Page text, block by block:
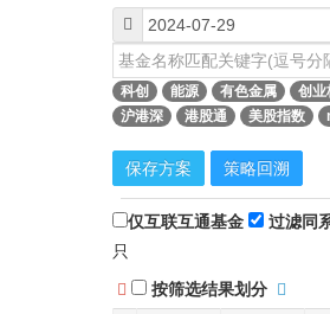
科创 能源 有色金属 创业
沪港深
港股通 美股指数
保存方案 策略回溯
仅互联互通基金 过滤同
只
按筛选结果划分